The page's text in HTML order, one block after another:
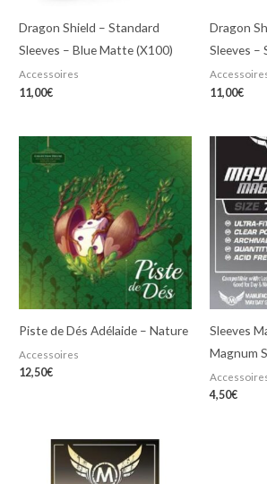
Dragon Shield – Standard
Sleeves – Blue Matte (X100)
Accessoires
11,00€
Dragon
Sleeves –
11,00€
Piste de Dés Adélaide – Nature
Accessoires
12,50€
Sleeves
Magnum
4,50€